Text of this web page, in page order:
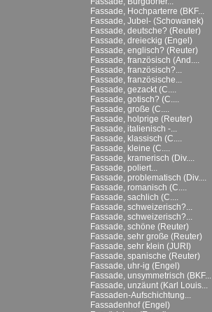
Fassade, Hochparterre (BKF...
Fassade, Jubel- (Schowanek)
Fassade, deutsche? (Reuter)
Fassade, dreieckig (Engel)
Fassade, englisch? (Reuter)
Fassade, französisch (And....
Fassade, französisch?...
Fassade, französische...
Fassade, gezackt (C....
Fassade, gotisch? (C....
Fassade, große (C....
Fassade, holprige (Reuter)
Fassade, italienisch -...
Fassade, klassisch (C....
Fassade, kleine (C....
Fassade, kramerisch (Div....
Fassade, poliert...
Fassade, problematisch (Div....
Fassade, romanisch (C....
Fassade, sachlich (C....
Fassade, schweizerisch?...
Fassade, schweizerisch?...
Fassade, schöne (Reuter)
Fassade, sehr große (Reuter)
Fassade, sehr klein (JURI)
Fassade, spanische (Reuter)
Fassade, uhr-ig (Engel)
Fassade, unsymmetrisch (BKF...
Fassade, unzäunt (Karl Louis...
Fassaden-Aufschichtung...
Fassadenhof (Engel)